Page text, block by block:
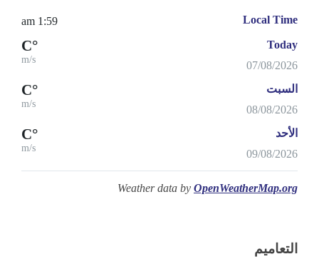
Local Time
1:59 am
Today
07/08/2026
°C
m/s
السبت
08/08/2026
°C
m/s
الأحد
09/08/2026
°C
m/s
Weather data by OpenWeatherMap.org
التعاميم